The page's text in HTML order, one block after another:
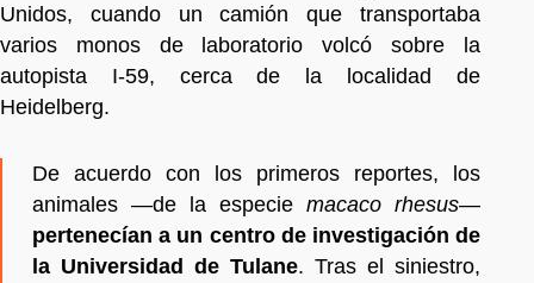
Unidos, cuando un camión que transportaba
varios monos de laboratorio volcó sobre la
autopista I-59, cerca de la localidad de
Heidelberg.
De acuerdo con los primeros reportes, los
animales —de la especie macaco rhesus—
pertenecían a un centro de investigación de
la Universidad de Tulane. Tras el siniestro,